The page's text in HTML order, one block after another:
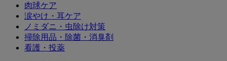
肉球ケア
涙やけ・耳ケア
ノミダニ・虫除け対策
掃除用品・除菌・消臭剤
看護・投薬